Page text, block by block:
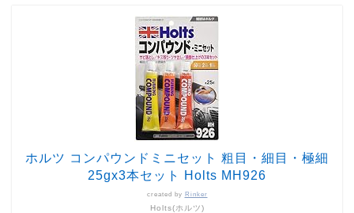
ホルツ コンパウンドミニセット 粗目・細目・極細
25gx3本セット Holts MH926
created by Rinker
Holts(ホルツ)